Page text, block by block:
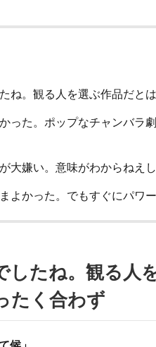
ね。観る人を選ぶ作品だと
った。ポップなチャンバラ
大嫌い。意味がわからねえ
よかった。でもすぐにパワ
したね。観る人
たく合わず
候」